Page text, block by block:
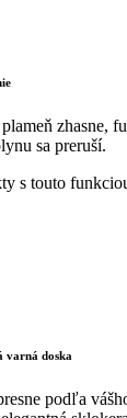
zhasne,
sa preruší.
s touto
varná doska
podľa